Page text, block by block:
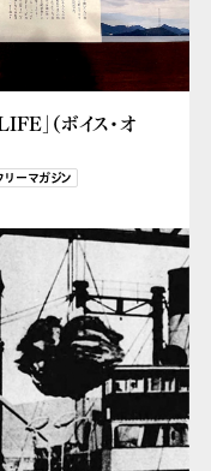
」（ボイス・オ
リーマガジン